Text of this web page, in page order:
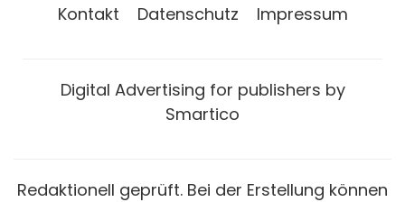
Kontakt Datenschutz Impressum
Digital Advertising for publishers by
Smartico
Redaktionell geprüft. Bei der Erstellung können